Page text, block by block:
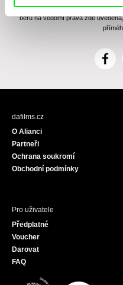
Zásady zpracování osobních
beru na vědomí práva zde
F
c
dafilms.cz
O Alianci
Partneři
Ochrana soukromí
Obchodní podmínky
Pro uživatele
Předplatné
Voucher
Darovat
FAQ